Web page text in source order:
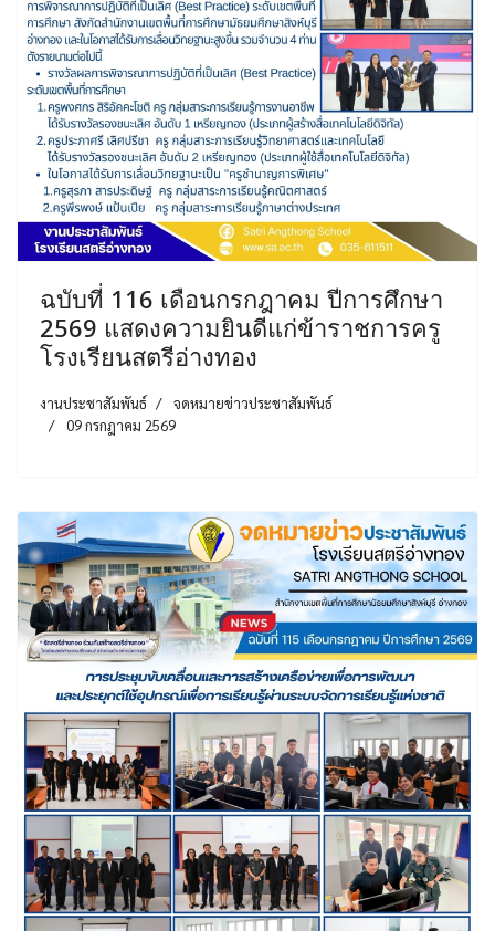
ฉบับที่ 116 เดือนกรกฎาคม ปีการศึกษา
2569 แสดงความยินดีแก่ข้าราชการครู
โรงเรียนสตรีอ่างทอง
งานประชาสัมพันธ์
จดหมายข่าวประชาสัมพันธ์
09 กรกฎาคม 2569